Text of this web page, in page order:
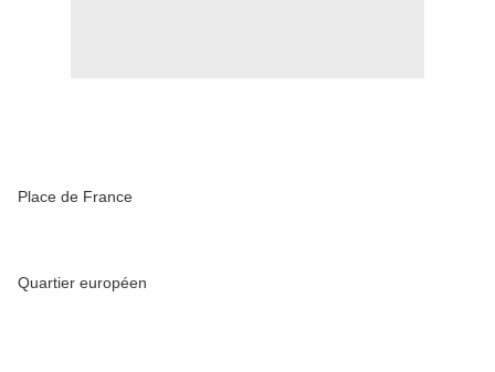
Place de France
Quartier européen